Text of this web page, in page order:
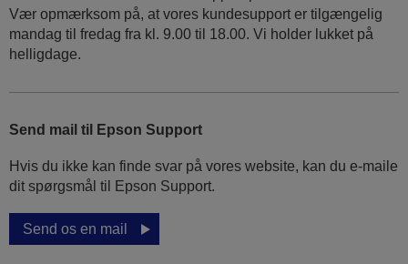
Vær opmærksom på, at vores kundesupport er tilgængelig
mandag til fredag ​​fra kl. 9.00 til 18.00. Vi holder lukket på
helligdage.
Send mail til Epson Support
Hvis du ikke kan finde svar på vores website, kan du e-maile
dit spørgsmål til Epson Support.
Send os en mail